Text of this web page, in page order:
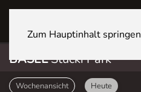
Zum Hauptinhalt springen
BASELStücki Park
Wochenansicht Heute